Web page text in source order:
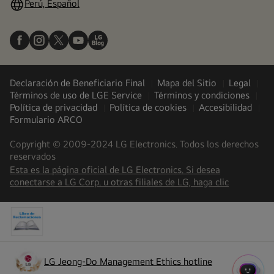
Perú, Español
Declaración de Beneficiario Final Mapa del Sitio
Legal
Términos de uso de LGE Service
Términos y condiciones
Política de privacidad
Política de cookies
Accesibilidad
Formulario ARCO
Copyright © 2009-2024 LG Electronics. Todos los derechos
reservados
Esta es la página oficial de LG Electronics. Si desea
conectarse a LG Corp. u otras filiales de LG, haga clic(
a
LG Jeong-Do Management Ethics hotline
opens